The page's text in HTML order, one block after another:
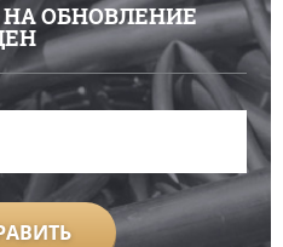
ОБНОВЛЕНИЕ